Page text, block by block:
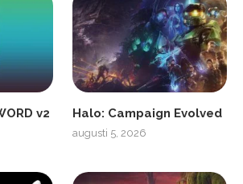
v2
Halo: Campaign Evolved
augusti 5, 2026